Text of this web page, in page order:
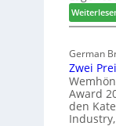
German
Zwei
Award
den